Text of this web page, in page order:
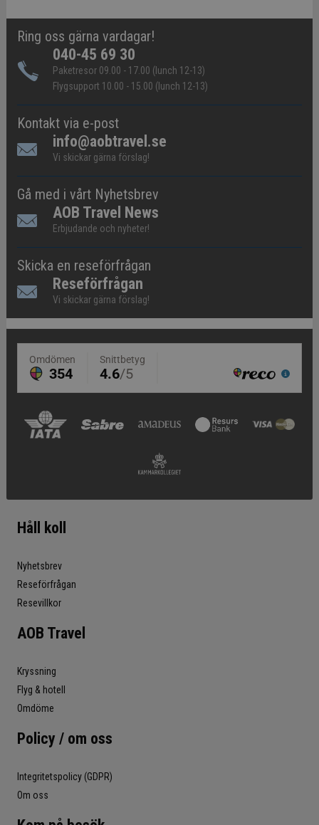
Ring oss gärna vardagar!
040-45 69 30
Paketresor 09.00 - 17.00 (lunch 12-13)
Flygsupport 10.00 - 15.00 (lunch 12-13)
Kontakt via e-post
info@aobtravel.se
Vi skickar gärna förslag!
Gå med i vårt Nyhetsbrev
AOB Travel News
Erbjudande och nyheter!
Skicka en reseförfrågan
Reseförfrågan
Vi skickar gärna förslag!
Håll koll
Nyhetsbrev
Reseförfrågan
Resevillkor
AOB Travel
Kryssning
Flyg & hotell
Omdöme
Policy / om oss
Integritetspolicy (GDPR)
Om oss